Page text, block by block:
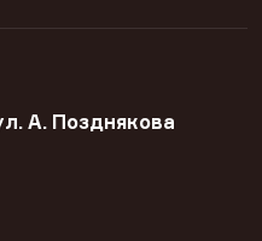
А. Позднякова